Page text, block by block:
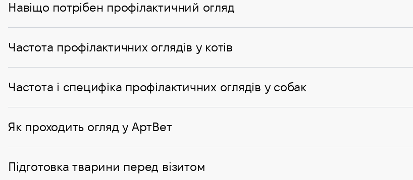
Навіщо потрібен профілактичний огляд
Частота профілактичних оглядів у котів
Частота і специфіка профілактичних оглядів у собак
Як проходить огляд у АртВет
Підготовка тварини перед візитом